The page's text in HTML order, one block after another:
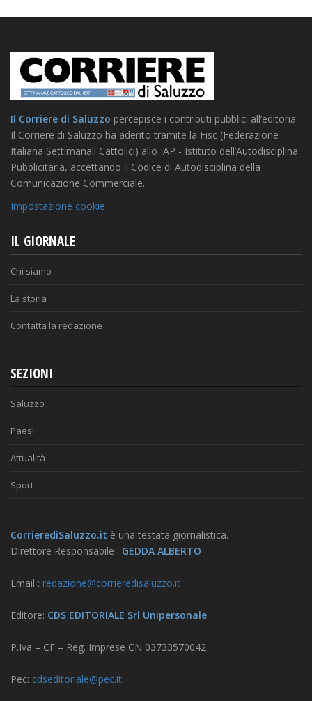
Il Corriere di Saluzzo percepisce i contributi pubblici all’editoria.
Il Corriere di Saluzzo ha aderito tramite la Fisc (Federazione
Italiana Settimanali Cattolici) allo IAP - Istituto dell’Autodisciplina
Pubblicitaria, accettando il Codice di Autodisciplina della
Comunicazione Commerciale.
Impostazione cookie
IL GIORNALE
Chi siamo
La storia
Contatta la redazione
SEZIONI
Saluzzo
Paesi
Attualità
Sport
CorrierediSaluzzo.it è una testata giornalistica.
Direttore Responsabile : GEDDA ALBERTO
Email : redazione@corrieredisaluzzo.it
Editore: CDS EDITORIALE Srl Unipersonale
P.Iva – CF – Reg. Imprese CN 03733570042
Pec: cdseditoriale@pec.it